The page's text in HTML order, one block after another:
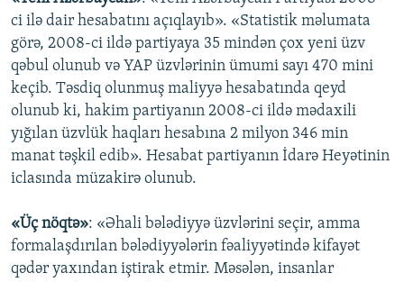
ci ilə dair hesabatını açıqlayıb». «Statistik məlumata
görə, 2008-ci ildə partiyaya 35 mindən çox yeni üzv
qəbul olunub və YAP üzvlərinin ümumi sayı 470 mini
keçib. Təsdiq olunmuş maliyyə hesabatında qeyd
olunub ki, hakim partiyanın 2008-ci ildə mədaxili
yığılan üzvlük haqları hesabına 2 milyon 346 min
manat təşkil edib». Hesabat partiyanın İdarə Heyətinin
iclasında müzakirə olunub.
«Üç nöqtə»: «Əhali bələdiyyə üzvlərini seçir, amma
formalaşdırılan bələdiyyələrin fəaliyyətində kifayət
qədər yaxından iştirak etmir. Məsələn, insanlar